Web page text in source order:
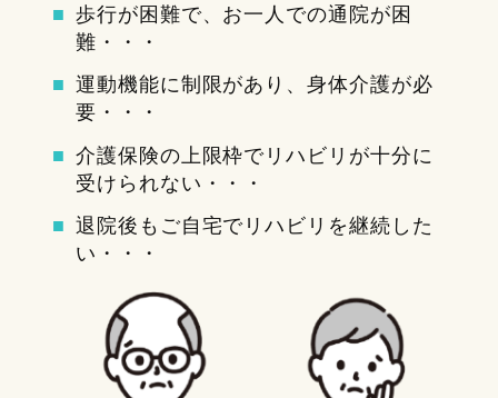
歩行が困難で、お一人での通院が困
難・・・
運動機能に制限があり、身体介護が必
要・・・
介護保険の上限枠でリハビリが十分に
受けられない・・・
退院後もご自宅でリハビリを継続した
い・・・